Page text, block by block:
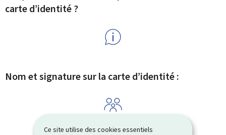
Ce site utilise des cookies essentiels
carte d’identité ?
Nom et signature sur la carte d’identité :